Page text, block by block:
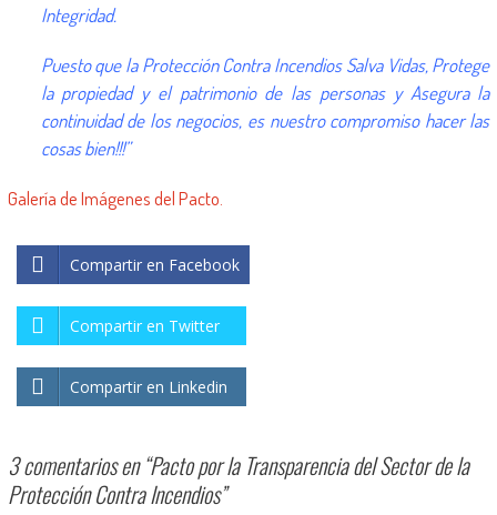
Integridad.
Puesto que la Protección Contra Incendios Salva Vidas, Protege
la propiedad y el patrimonio de las personas y Asegura la
continuidad de los negocios, es nuestro compromiso hacer las
cosas bien!!!”
Galería de Imágenes del Pacto.
Compartir en Facebook
Compartir en Twitter
Compartir en Linkedin
3 comentarios en “Pacto por la Transparencia del Sector de la
Protección Contra Incendios”